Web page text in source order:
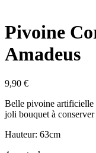
Pivoine
Amadeus
9,90 €
Belle pivoine artificielle
joli bouquet à conserver
Hauteur: 63cm